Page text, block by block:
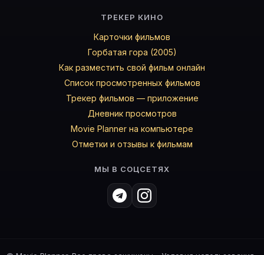
ТРЕКЕР КИНО
Карточки фильмов
Горбатая гора (2005)
Как разместить свой фильм онлайн
Список просмотренных фильмов
Трекер фильмов — приложение
Дневник просмотров
Movie Planner на компьютере
Отметки и отзывы к фильмам
МЫ В СОЦСЕТЯХ